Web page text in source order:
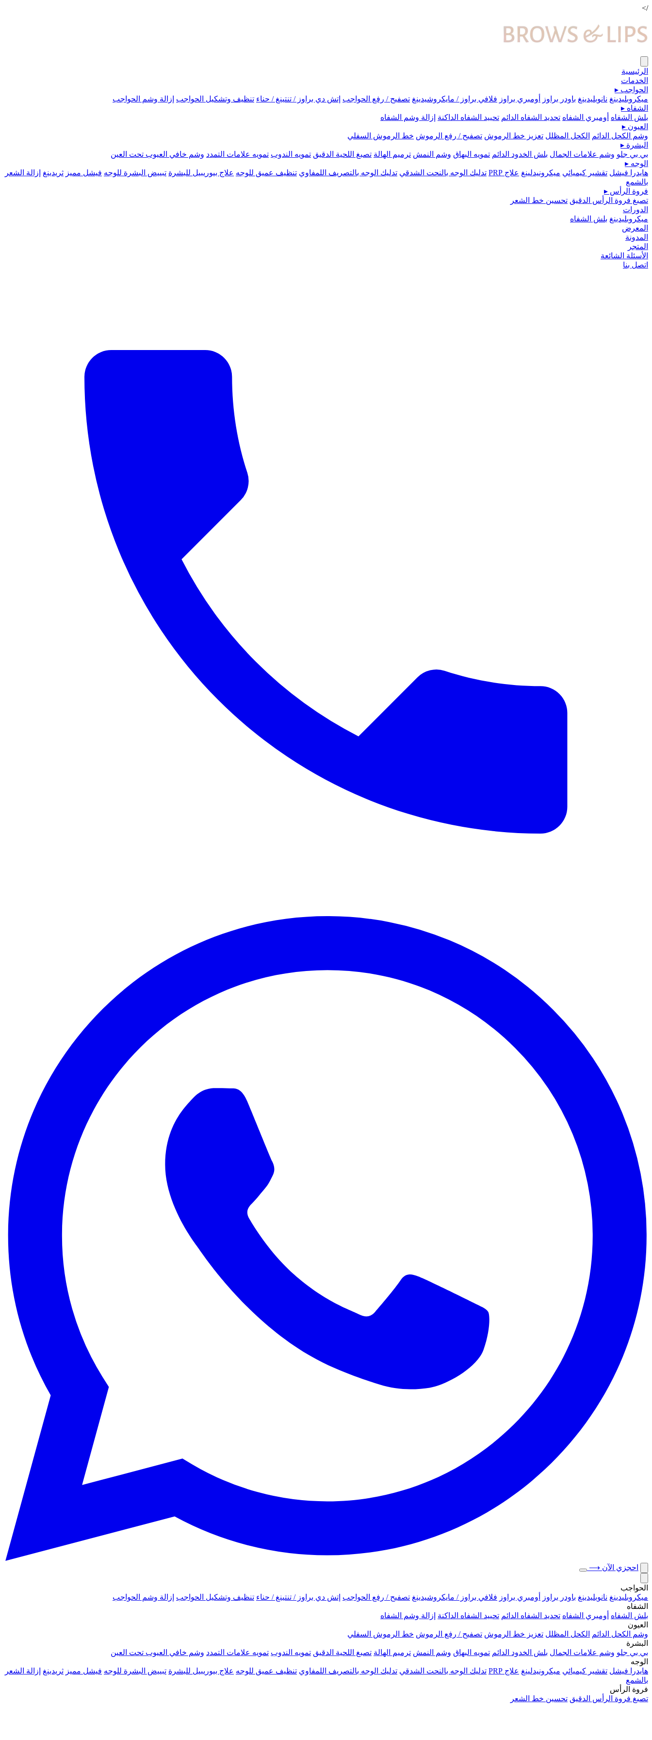
/>
الرئيسية
الخدمات
الحواجب ▸
ميكروبلیدينغ نانوبليدينغ باودر براوز أومبري براوز فلافي براوز / مايكروشيدينغ تصفيح / رفع الحواجب إتش دي براوز / تنتينغ / حناء تنظيف وتشكيل الحواجب إزالة وشم الحواجب
الشفاه ▸
بلش الشفاه أومبري الشفاه تحديد الشفاه الدائم تحييد الشفاه الداكنة إزالة وشم الشفاه
العيون ▸
وشم الكحل الدائم
الكحل المظلل تعزيز خط الرموش تصفيح / رفع الرموش خط الرموش السفلي
البشرة ▸
بي بي جلو وشم علامات الجمال بلش الخدود الدائم تمويه البهاق وشم النمش ترميم الهالة تصبغ اللحية الدقيق تمويه الندوب تمويه علامات التمدد وشم خافي العيوب تحت العين
الوجه ▸
هايدرا فيشل تقشير كيميائي ميكرونيدلينغ علاج PRP تدليك الوجه بالنحت الشدقي تدليك الوجه بالتصريف اللمفاوي تنظيف عميق للوجه علاج بيوريبيل للبشرة تبييض البشرة للوجه فيشل مميز ثريدينغ إزالة الشعر
بالشمع
فروة الرأس ▸
تصبغ فروة الرأس الدقيق تحسين خط الشعر
الدورات
ميكروبلیدينغ بلش الشفاه
المعرض
المدونة
المتجر
الأسئلة الشائعة
اتصل بنا
احجزي الآن ⟶
الحواجب
ميكروبلیدينغ نانوبليدينغ باودر براوز أومبري براوز فلافي براوز / مايكروشيدينغ تصفيح / رفع الحواجب إتش دي براوز / تنتينغ / حناء تنظيف وتشكيل الحواجب إزالة وشم الحواجب
الشفاه
بلش الشفاه أومبري الشفاه تحديد الشفاه الدائم تحييد الشفاه الداكنة إزالة وشم الشفاه
العيون
وشم الكحل الدائم
الكحل المظلل تعزيز خط الرموش تصفيح / رفع الرموش خط الرموش السفلي
البشرة
بي بي جلو وشم علامات الجمال بلش الخدود الدائم تمويه البهاق وشم النمش ترميم الهالة تصبغ اللحية الدقيق تمويه الندوب تمويه علامات التمدد وشم خافي العيوب تحت العين
الوجه
هايدرا فيشل تقشير كيميائي ميكرونيدلينغ علاج PRP تدليك الوجه بالنحت الشدقي تدليك الوجه بالتصريف اللمفاوي تنظيف عميق للوجه علاج بيوريبيل للبشرة تبييض البشرة للوجه فيشل مميز ثريدينغ إزالة الشعر
بالشمع
فروة الرأس
تصبغ فروة الرأس الدقيق تحسين خط الشعر